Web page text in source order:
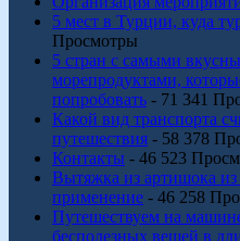
5 мест в Турции, куда
Просмотры
5 стран с самыми
морепродуктами,
попробовать - 71 341
Какой вид транспорта
путешествия - 58 378
Контакты - 46 523
Вытяжка из артишока из
применение - 46 258
Путешествуем на
бесполезных вещей в